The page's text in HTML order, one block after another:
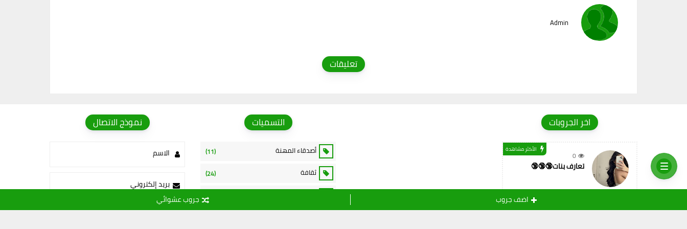
اضف جروب جروب عشوائي
Admin
تعليقات
اخر الجروبات
0
الأكثر مشاهدة
تعارف بنات🔞🔞🔞
الأكثر مشاهدة
التسميات
أصدقاء المهنة (11)
ثقافة (24)
نموذج الاتصال
الاسم
بريد إلكتروني
رسالة